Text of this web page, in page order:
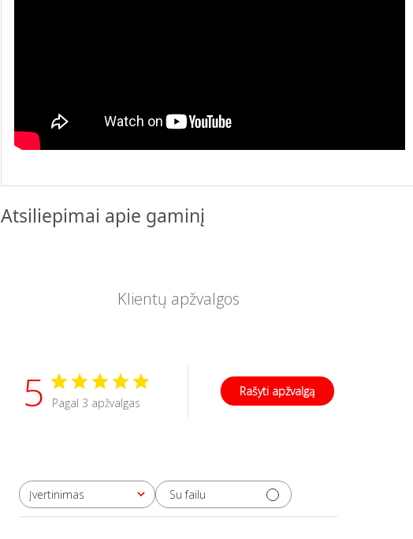
Atsiliepimai apie gaminį
Klientų apžvalgos
5 Pagal 3 apžvalgas
Rašyti apžvalgą
Įvertinimas
Visi įvertinimai Su failu